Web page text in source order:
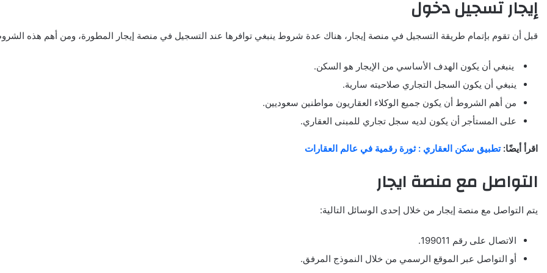
إيجار تسجيل دخول
قبل أن تقوم بإتمام طريقة التسجيل في منصة إيجار، هناك عدة شروط ينبغي توافرها عند التسجيل في منصة إيجار المطورة، ومن أهم هذه
ينبغي أن يكون الهدف الأساسي من الإيجار هو السكن.
ينبغي أن يكون السجل التجاري صلاحيته سارية.
من أهم الشروط أن يكون جميع الوكلاء العقاريون مواطنين سعوديين.
على المستأجر أن يكون لديه سجل تجاري للمبنى العقاري.
اقرأ أيضًا:تطبيق سكن العقاري : ثورة رقمية في عالم العقارات
التواصل مع منصة ايجار
يتم التواصل مع منصة إيجار من خلال إحدى الوسائل التالية:
الاتصال على رقم 199011.
أو التواصل عبر الموقع الرسمي من خلال النموذج المرفق.